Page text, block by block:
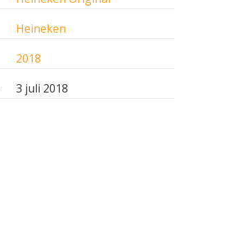
Heineken
2018
3 juli 2018